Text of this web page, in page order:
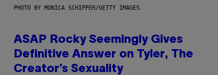
PHOTO BY MONICA SCHIPPER/GETTY IMAGES
ASAP Rocky Seemingly Gives
Definitive Answer on Tyler, The
Creator’s Sexuality